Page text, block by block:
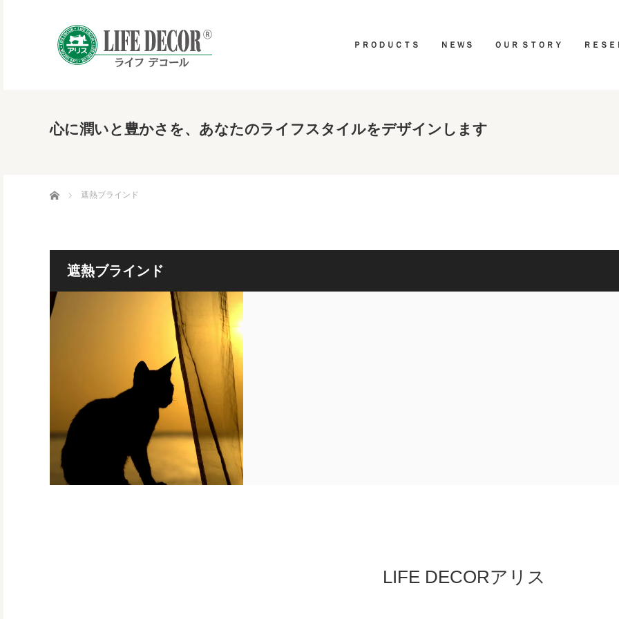
ＰＲＯＤＵＣＴＳ ＮＥＷＳ ＯＵＲ ＳＴＯＲＹ ＲＥＳ
心に潤いと豊かさを、あなたのライフスタイルをデザインします
ホーム 遮熱ブラインド
遮熱ブラインド
LIFE DECORアリス